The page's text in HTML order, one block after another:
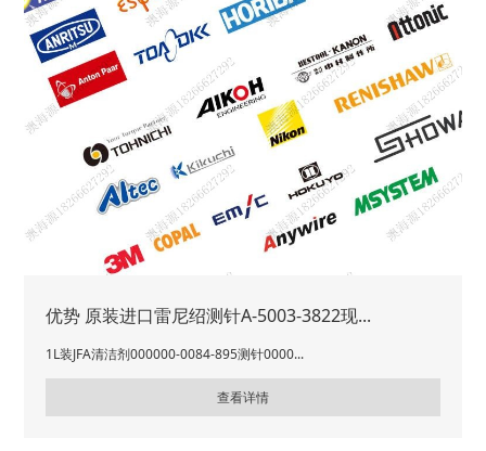
优势 原装进口雷尼绍测针A-5003-3822现...
1L装JFA清洁剂000000-0084-895测针0000...
查看详情